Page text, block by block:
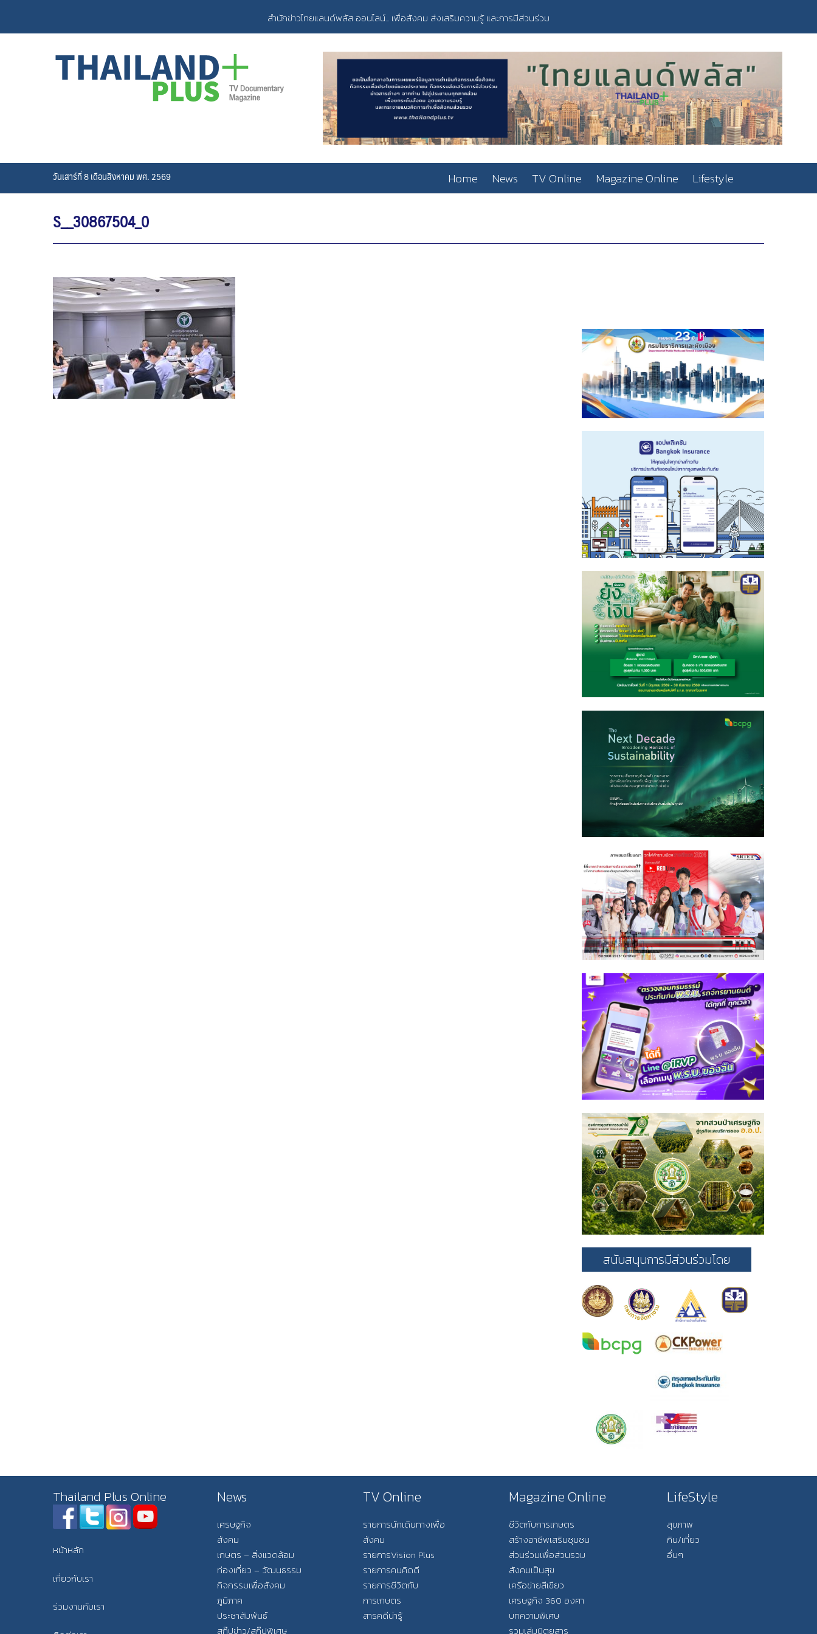
content
สำนักข่าวไทยแลนด์พลัส ออนไลน์... เพื่อสังคม ส่งเสริมความรู้ และการมีส่วนร่วม
วันเสาร์ที่ 8 เดือนสิงหาคม พศ. 2569 Home News TV Online Magazine Online Lifestyle
S__30867504_0
สนับสนุนการมีส่วนร่วมโดย
Thailand Plus Online
หน้าหลัก
เกี่ยวกับเรา
ร่วมงานกับเรา
News
เศรษฐกิจ
สังคม
เกษตร – สิ่งแวดล้อม
ท่องเที่ยว – วัฒนธรรม
กิจกรรมเพื่อสังคม
ภูมิภาค
ประชาสัมพันธ์
สกู๊ปข่าว/สกู๊ปพิเศษ
TV Online
รายการนักเดินทางเพื่อ
สังคม
รายการVision Plus
รายการคนคิดดี
รายการชีวิตกับ
การเกษตร
สารคดีน่ารู้
Magazine Online
ชีวิตกับการเกษตร
สร้างอาชีพเสริมชุมชน
ส่วนร่วมเพื่อส่วนรวม
สังคมเป็นสุข
เครือข่ายสีเขียว
เศรษฐกิจ 360 องศา
บทความพิเศษ
รวมเล่มนิตยสาร
LifeStyle
สุขภาพ
กิน/เที่ยว
อื่นๆ